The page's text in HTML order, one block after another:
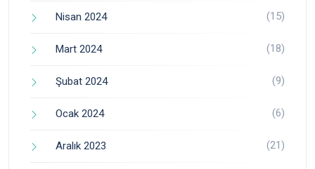
Nisan 2024 (15)
Mart 2024 (18)
Şubat 2024 (9)
Ocak 2024 (6)
Aralık 2023 (21)